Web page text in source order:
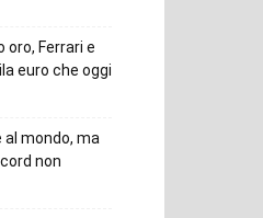
Ferrari e
euro che oggi
mondo, ma
non